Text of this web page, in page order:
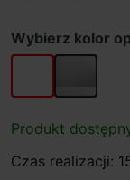
Wybierz kolor
biały szary
Produkt
Czas realizacji: